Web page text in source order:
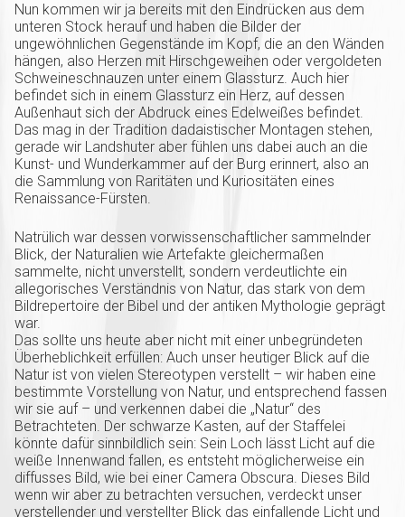
Nun kommen wir ja bereits mit den Eindrücken aus dem
unteren Stock herauf und haben die Bilder der
ungewöhnlichen Gegenstände im Kopf, die an den Wänden
hängen, also Herzen mit Hirschgeweihen oder vergoldeten
Schweineschnauzen unter einem Glassturz. Auch hier
befindet sich in einem Glassturz ein Herz, auf dessen
Außenhaut sich der Abdruck eines Edelweißes befindet.
Das mag in der Tradition dadaistischer Montagen stehen,
gerade wir Landshuter aber fühlen uns dabei auch an die
Kunst- und Wunderkammer auf der Burg erinnert, also an
die Sammlung von Raritäten und Kuriositäten eines
Renaissance-Fürsten.
Natrülich war dessen vorwissenschaftlicher sammelnder
Blick, der Naturalien wie Artefakte gleichermaßen
sammelte, nicht unverstellt, sondern verdeutlichte ein
allegorisches Verständnis von Natur, das stark von dem
Bildrepertoire der Bibel und der antiken Mythologie geprägt
war.
Das sollte uns heute aber nicht mit einer unbegründeten
Überheblichkeit erfüllen: Auch unser heutiger Blick auf die
Natur ist von vielen Stereotypen verstellt – wir haben eine
bestimmte Vorstellung von Natur, und entsprechend fassen
wir sie auf – und verkennen dabei die „Natur“ des
Betrachteten. Der schwarze Kasten, auf der Staffelei
könnte dafür sinnbildlich sein: Sein Loch lässt Licht auf die
weiße Innenwand fallen, es entsteht möglicherweise ein
diffusses Bild, wie bei einer Camera Obscura. Dieses Bild
wenn wir aber zu betrachten versuchen, verdeckt unser
verstellender und verstellter Blick das einfallende Licht und